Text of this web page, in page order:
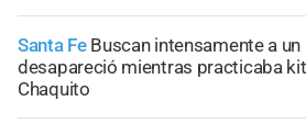
Santa Fe Buscan intensamente a
desapareció mientras practicaba
Chaquito